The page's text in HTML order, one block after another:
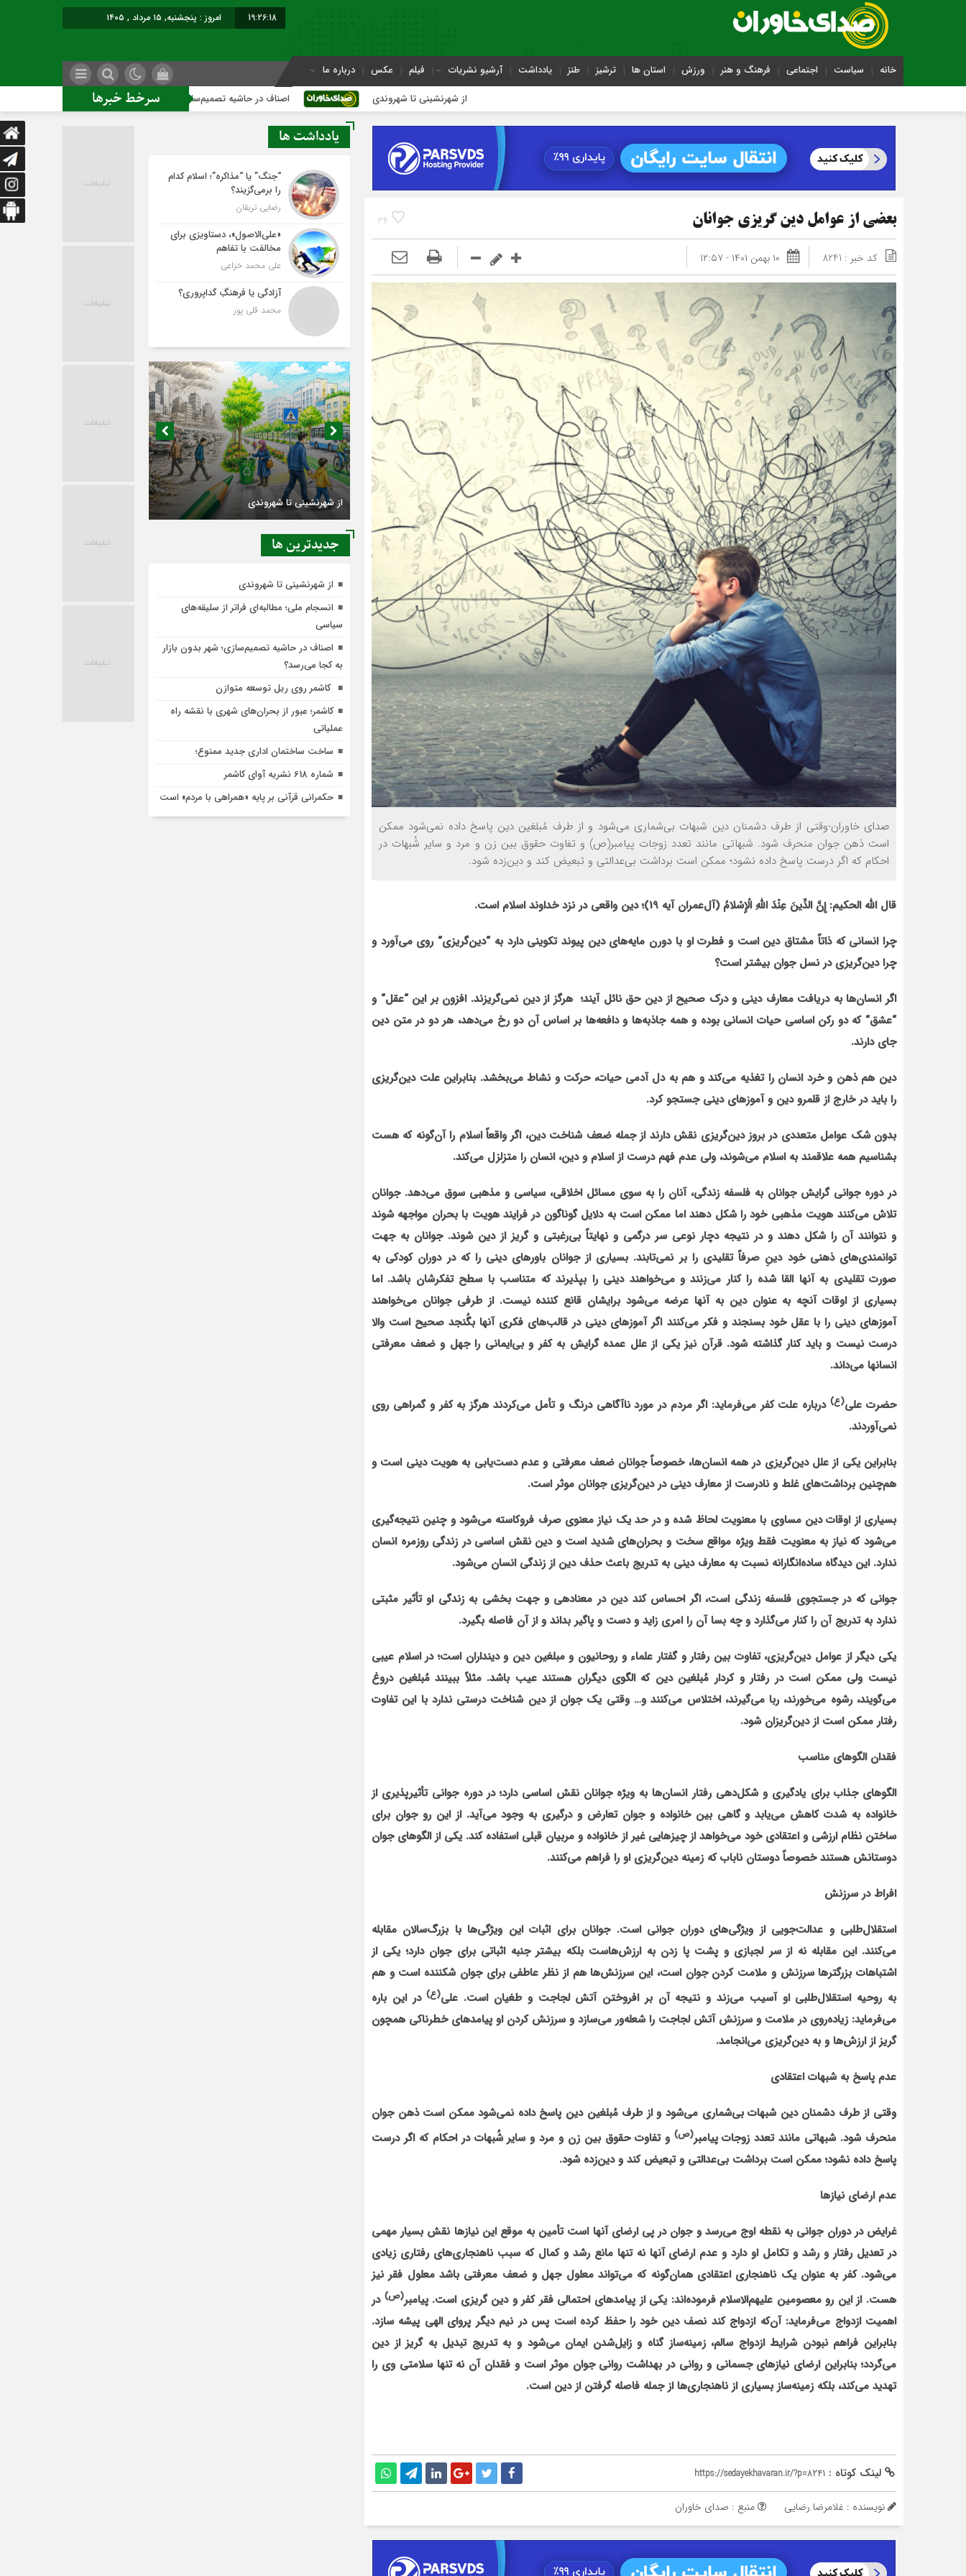
19:26:19 امروز : پنجشنبه, ۱۵ مرداد , ۱۴۰۵
خانه سیاست اجتماعی فرهنگ و هنر ورزش استان ها ترشیز طنز یادداشت آرشیو نشریات فیلم عکس درباره ما
سرخط خبرها از شهرنشینی تا شهروندی اصناف در حاشیه تصمیم‌سازی؛ شهر بدون بازار به کجا می‌رسد؟
34 بعضی از عوامل دین گریزی جوانان
کد خبر : 8241 ۱۰ بهمن ۱۴۰۱ - ۱۲:۵۷
صدای خاوران-وقتی از طرف دشمنان دین شبهات بی‌شماری می‌شود و از طرف مُبلغین دین پاسخ داده نمی‌شود ممکن
است ذهن جوان منحرف شود. شبهاتی مانند تعدد زوجات پیامبر(ص) و تفاوت حقوق بین زن و مرد و سایر شُبهات در
احکام که اگر درست پاسخ داده نشود؛ ممکن است برداشت بی‌عدالتی و تبعیض کند و دین‌زده شود.
قال الله الحکیم:إِنَّ الدِّينَ عِنْدَ اللهِ الْإِسْلامُ (آل‌عمران آیه 19)؛ دین واقعی در نزد خداوند اسلام است.
چرا انسانی که ذاتاً مشتاق دین است و فطرت او با دورن مایه‌های دین پیوند تکوینی دارد به“دین‌گریزی“ روی می‌آورد و
چرا دین‌گریزی در نسل جوان بیشتر است؟
اگر انسان‌ها به دریافت معارف دینی و درک صحیح از دین حق نائل آیند؛ هرگز از دین نمی‌گریزند. افزون بر این“عقل“ و
“عشق“ که دو رکن اساسی حیات انسانی بوده و همه جاذبه‌ها و دافعه‌ها بر اساس آن دو رخ می‌دهد، هر دو در متن دین
جای دارند.
دین هم ذهن و خرد انسان را تغذیه می‌کند و هم به دل آدمی حیات، حرکت و نشاط می‌بخشد. بنابراین علت دین‌گریزی
را باید در خارج از قلمرو دین و آموزهای دینی جستجو کرد.
بدون شک عوامل متعددی در بروز دین‌گریزی نقش دارند از جمله ضعف شناخت دین، اگر واقعاً اسلام را آن‌گونه که هست
بشناسیم همه علاقمند به اسلام می‌شوند، ولی عدم فهم درست از اسلام و دین، انسان را متزلزل می‌کند.
در دوره جوانی گرایش جوانان به فلسفه زندگی، آنان را به سوی مسائل اخلاقی، سیاسی و مذهبی سوق می‌دهد. جوانان
تلاش می‌کنند هویت مذهبی خود را شکل دهند اما ممکن است به دلایل گوناگون در فرایند هویت با بحران مواجهه شوند
و نتوانند آن را شکل دهند و در نتیجه دچار نوعی سر درگمی و نهایتاً بی‌رغبتی و گریز از دین شوند. جوانان به جهت
توانمندی‌های ذهنی خود دینِ صرفاً تقلیدی را بر نمی‌تابند. بسیاری از جوانان باورهای دینی را که در دوران کودکی به
صورت تقلیدی به آنها القا شده را کنار می‌زنند و می‌خواهند دینی را بپذیرند که متناسب با سطح تفکرشان باشد. اما
بسیاری از اوقات آنچه به عنوان دین به آنها عرضه می‌شود برایشان قانع کننده نیست. از طرفی جوانان می‌خواهند
آموزهای دینی را با عقل خود بسنجند و فکر می‌کنند اگر آموزهای دینی در قالب‌های فکری آنها بگُنجد صحیح است والا
درست نیست و باید کنار گذاشته شود. قرآن نیز یکی از علل عمده گرایش به کفر و بی‌ایمانی را جهل و ضعف معرفتی
انسانها می‌داند.
حضرت علی(ع)درباره علت کفر می‌فرماید: اگر مردم در مورد ناآگاهی درنگ و تأمل می‌کردند هرگز به کفر و گمراهی روی
نمی‌آوردند.
بنابراین یکی از علل دین‌گریزی در همه انسان‌ها، خصوصاً جوانان ضعف معرفتی و عدم دست‌یابی به هویت دینی است و
هم‌چنین برداشت‌های غلط و نادرست از معارف دینی در دین‌گریزی جوانان موثر است.
بسیاری از اوقات دین مساوی با معنویت لحاظ شده و در حد یک نیاز معنوی صرف فروکاسته می‌شود و چنین نتیجه‌گیری
می‌شود که نیاز به معنویت فقط ویژه مواقع سخت و بحران‌های شدید است و دین نقش اساسی در زندگی روزمره انسان
ندارد. این دیدگاه ساده‌انگارانه نسبت به معارف دینی به تدریج باعث حذف دین از زندگی انسان می‌شود.
جوانی که در جستجوی فلسفه زندگی است، اگر احساس کند دین در معنادهی و جهت بخشی به زندگی او تأثیر مثبتی
ندارد به تدریج آن را کنار می‌گذارد و چه بسا آن را امری زاید و دست و پاگیر بداند و از آن فاصله بگیرد.
یکی دیگر از عوامل دین‌گریزی، تفاوت بین رفتار و گفتار علماء و روحانیون و مبلغین دین و دینداران است؛ در اسلام عیبی
نیست ولی ممکن است در رفتار و کردار مُبلغین دین که الگوی دیگران هستند عیب باشد. مثلاً ببینند مُبلغین دروغ
می‌گویند، رشوه می‌خورند، ربا می‌گیرند، اختلاس می‌کنند و… وقتی یک جوان از دین شناخت درستی ندارد با این تفاوت
رفتار ممکن است از دین‌گریزان شود.
فقدان الگوهای مناسب
الگوهای جذاب برای یادگیری و شکل‌دهی رفتار انسان‌ها به ویژه جوانان نقش اساسی دارد؛ در دوره جوانی تأثیرپذیری از
خانواده به شدت کاهش می‌یابد و گاهی بین خانواده و جوان تعارض و درگیری به وجود می‌آید. از این رو جوان برای
ساختن نظام ارزشی و اعتقادی خود می‌خواهد از چیزهایی غیر از خانواده و مربیان قبلی استفاده کند. یکی از الگوهای جوان
دوستانش هستند خصوصاً دوستان ناباب که زمینه دین‌گریزی او را فراهم می‌کنند.
افراط در سرزنش
استقلال‌طلبی و عدالت‌جویی از ویژگی‌های دوران جوانی است. جوانان برای اثبات این ویژگی‌ها با بزرگ‌سالان مقابله
می‌کنند. این مقابله نه از سر لجبازی و پشت پا زدن به ارزش‌هاست بلکه بیشتر جنبه اثباتی برای جوان دارد؛ یکی از
اشتباهات بزرگترها سرزنش و ملامت کردن جوان است، این سرزنش‌ها هم از نظر عاطفی برای جوان شکننده است و هم
به روحیه استقلال‌طلبی او آسیب می‌زند و نتیجه آن بر افروختن آتش لجاجت و طغیان است. علی(ع)در این باره
می‌فرماید: زیاده‌روی در ملامت و سرزنش آتش لجاجت را شعله‌ور می‌سازد و سرزنش کردن او پیامدهای خطرناکی همچون
گریز از ارزش‌ها و به دین‌گریزی می‌انجامد.
عدم پاسخ به شبهات اعتقادی
وقتی از طرف دشمنان دین شبهات بی‌شماری می‌شود و از طرف مُبلغین دین پاسخ داده نمی‌شود ممکن است ذهن جوان
منحرف شود. شبهاتی مانند تعدد زوجات پیامبر(ص) و تفاوت حقوق بین زن و مرد و سایر شُبهات در احکام که اگر درست
پاسخ داده نشود؛ ممکن است برداشت بی‌عدالتی و تبعیض کند و دین‌زده شود.
عدم ارضای نیازها
غرایض در دوران جوانی به نقطه اوج می‌رسد و جوان در پی ارضای آنها است تأمین به موقع این نیازها نقش بسیار مهمی
در تعدیل رفتار و رشد و تکامل او دارد و عدم ارضای آنها نه تنها مانع رشد و کمال که سبب ناهنجاری‌های رفتاری زیادی
می‌شود. کفر به عنوان یک ناهنجاری اعتقادی همان‌گونه که می‌تواند معلول جهل و ضعف معرفتی باشد معلول فقر نیز
هست. از این رو معصومین علیهم‌الاسلام فرموده‌اند: یکی از پیامدهای احتمالی فقر کفر و دین گریزی است. پیامبر(ص) در
اهمیت ازدواج می‌فرماید: آن‌که ازدواج کند نصف دین خود را حفظ کرده است پس در نیم دیگر پروای الهی پیشه سازد.
بنابراین فراهم نبودن شرایط ازدواج سالم، زمینه‌ساز گناه و زایل‌شدن ایمان می‌شود و به تدریج تبدیل به گریز از دین
می‌گردد؛ بنابراین ارضای نیازهای جسمانی و روانی در بهداشت روانی جوان موثر است و فقدان آن نه تنها سلامتی وی را
تهدید می‌کند، بلکه زمینه‌ساز بسیاری از ناهنجاری‌ها از جمله فاصله گرفتن از دین است.
لینک کوتاه : https://sedayekhavaran.ir/?p=8241
نویسنده : غلامرضا رضایی منبع : صدای خاوران
یادداشت ها
“جنگ” یا “مذاکره”؛ اسلام کدام
را برمی‌گزیند؟
رضایی تربقان
«علی‌الاصول»، دستاویزی برای
مخالفت با تفاهم
علی محمد خزاعی
آزادگی یا فرهنگِ گداپروری؟
محمد قلی پور
اصناف در حاشیه تصمیم‌سازی؛ شهر بدون بازار به
کجا می‌رسد؟
جديدترين ها
از شهرنشینی تا شهروندی
انسجام ملی؛ مطالبه‌ای فراتر از سلیقه‌های
سیاسی
اصناف در حاشیه تصمیم‌سازی؛ شهر بدون بازار
به کجا می‌رسد؟
کاشمر روی ریل توسعه متوازن
کاشمر؛ عبور از بحران‌های شهری با نقشه راه
عملیاتی
ساخت ساختمان اداری جدید ممنوع؛
شماره 618 نشریه آوای کاشمر
حکمرانی قرآنی بر پایه «همراهی با مردم» است